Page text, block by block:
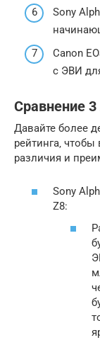
Sony
Canon
с ЭВИ
Сравнение
Давайте более
рейтинга‚
различия и
Sony
Z8: